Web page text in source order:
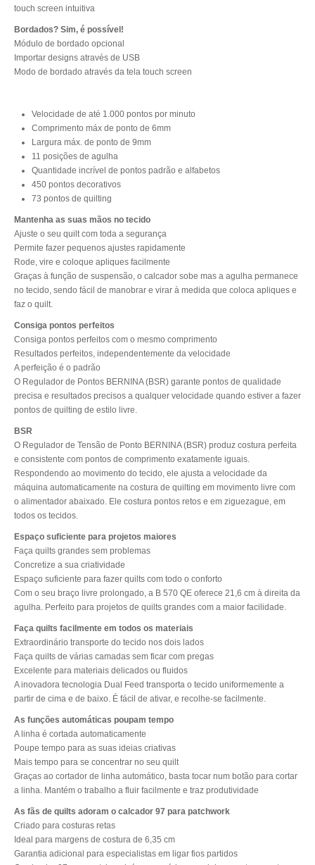
touch screen intuitiva
Bordados? Sim, é possível!
Módulo de bordado opcional
Importar designs através de USB
Modo de bordado através da tela touch screen
Velocidade de até 1.000 pontos por minuto
Comprimento máx de ponto de 6mm
Largura máx. de ponto de 9mm
11 posições de agulha
Quantidade incrível de pontos padrão e alfabetos
450 pontos decorativos
73 pontos de quilting
Mantenha as suas mãos no tecido
Ajuste o seu quilt com toda a segurança
Permite fazer pequenos ajustes rapidamente
Rode, vire e coloque apliques facilmente
Graças à função de suspensão, o calcador sobe mas a agulha permanece
no tecido, sendo fácil de manobrar e virar à medida que coloca apliques e
faz o quilt.
Consiga pontos perfeitos
Consiga pontos perfeitos com o mesmo comprimento
Resultados perfeitos, independentemente da velocidade
A perfeição é o padrão
O Regulador de Pontos BERNINA (BSR) garante pontos de qualidade
precisa e resultados precisos a qualquer velocidade quando estiver a fazer
pontos de quilting de estilo livre.
BSR
O Regulador de Tensão de Ponto BERNINA (BSR) produz costura perfeita
e consistente com pontos de comprimento exatamente iguais.
Respondendo ao movimento do tecido, ele ajusta a velocidade da
máquina automaticamente na costura de quilting em movimento livre com
o alimentador abaixado. Ele costura pontos retos e em ziguezague, em
todos os tecidos.
Espaço suficiente para projetos maiores
Faça quilts grandes sem problemas
Concretize a sua criatividade
Espaço suficiente para fazer quilts com todo o conforto
Com o seu braço livre prolongado, a B 570 QE oferece 21,6 cm à direita da
agulha. Perfeito para projetos de quilts grandes com a maior facilidade.
Faça quilts facilmente em todos os materiais
Extraordinário transporte do tecido nos dois lados
Faça quilts de várias camadas sem ficar com pregas
Excelente para materiais delicados ou fluidos
A inovadora tecnologia Dual Feed transporta o tecido uniformemente a
partir de cima e de baixo. É fácil de ativar, e recolhe-se facilmente.
As funções automáticas poupam tempo
A linha é cortada automaticamente
Poupe tempo para as suas ideias criativas
Mais tempo para se concentrar no seu quilt
Graças ao cortador de linha automático, basta tocar num botão para cortar
a linha. Mantém o trabalho a fluir facilmente e traz produtividade
As fãs de quilts adoram o calcador 97 para patchwork
Criado para costuras retas
Ideal para margens de costura de 6,35 cm
Garantia adicional para especialistas em ligar fios partidos